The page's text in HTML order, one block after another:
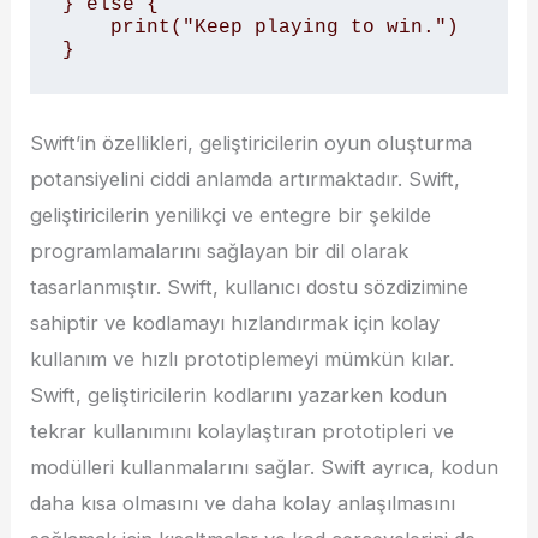
} else {
}
Swift’in özellikleri, geliştiricilerin oyun oluşturma
potansiyelini ciddi anlamda artırmaktadır. Swift,
geliştiricilerin yenilikçi ve entegre bir şekilde
programlamalarını sağlayan bir dil olarak
tasarlanmıştır. Swift, kullanıcı dostu sözdizimine
sahiptir ve kodlamayı hızlandırmak için kolay
kullanım ve hızlı prototiplemeyi mümkün kılar.
Swift, geliştiricilerin kodlarını yazarken kodun
tekrar kullanımını kolaylaştıran prototipleri ve
modülleri kullanmalarını sağlar. Swift ayrıca, kodun
daha kısa olmasını ve daha kolay anlaşılmasını